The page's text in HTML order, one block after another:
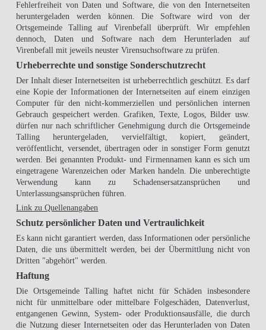
Fehlerfreiheit von Daten und Software, die von den Internetseiten
heruntergeladen werden können. Die Software wird von der
Ortsgemeinde Talling auf Virenbefall überprüft. Wir empfehlen
dennoch, Daten und Software nach dem Herunterladen auf
Virenbefall mit jeweils neuster Virensuchsoftware zu prüfen.
Urheberrechte und sonstige Sonderschutzrecht
Der Inhalt dieser Internetseiten ist urheberrechtlich geschützt. Es darf
eine Kopie der Informationen der Internetseiten auf einem einzigen
Computer für den nicht-kommerziellen und persönlichen internen
Gebrauch gespeichert werden. Grafiken, Texte, Logos, Bilder usw.
dürfen nur nach schriftlicher Genehmigung durch die Ortsgemeinde
Talling heruntergeladen, vervielfältigt, kopiert, geändert,
veröffentlicht, versendet, übertragen oder in sonstiger Form genutzt
werden. Bei genannten Produkt- und Firmennamen kann es sich um
eingetragene Warenzeichen oder Marken handeln. Die unberechtigte
Verwendung kann zu Schadensersatzansprüchen und
Unterlassungsansprüchen führen.
Link zu Quellenangaben
Schutz persönlicher Daten und Vertraulichkeit
Es kann nicht garantiert werden, dass Informationen oder persönliche
Daten, die uns übermittelt werden, bei der Übermittlung nicht von
Dritten "abgehört" werden.
Haftung
Die Ortsgemeinde Talling haftet nicht für Schäden insbesondere
nicht für unmittelbare oder mittelbare Folgeschäden, Datenverlust,
entgangenen Gewinn, System- oder Produktionsausfälle, die durch
die Nutzung dieser Internetseiten oder das Herunterladen von Daten